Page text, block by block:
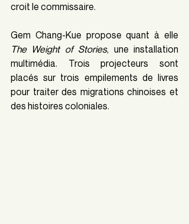
croit le commissaire.
The Weight of Stories, une installation
multimédia. Trois projecteurs sont
placés sur trois empilements de livres
pour traiter des migrations chinoises et
des histoires coloniales.